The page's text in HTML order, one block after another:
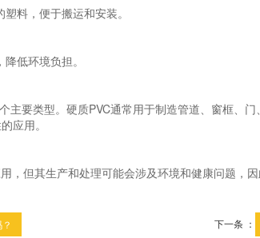
料，便于搬运和安装。
低环境负担。
主要类型。硬质PVC通常用于制造管道、窗框、
应用。
，但其生产和处理可能会涉及环境和健康问题，
下一条 ：